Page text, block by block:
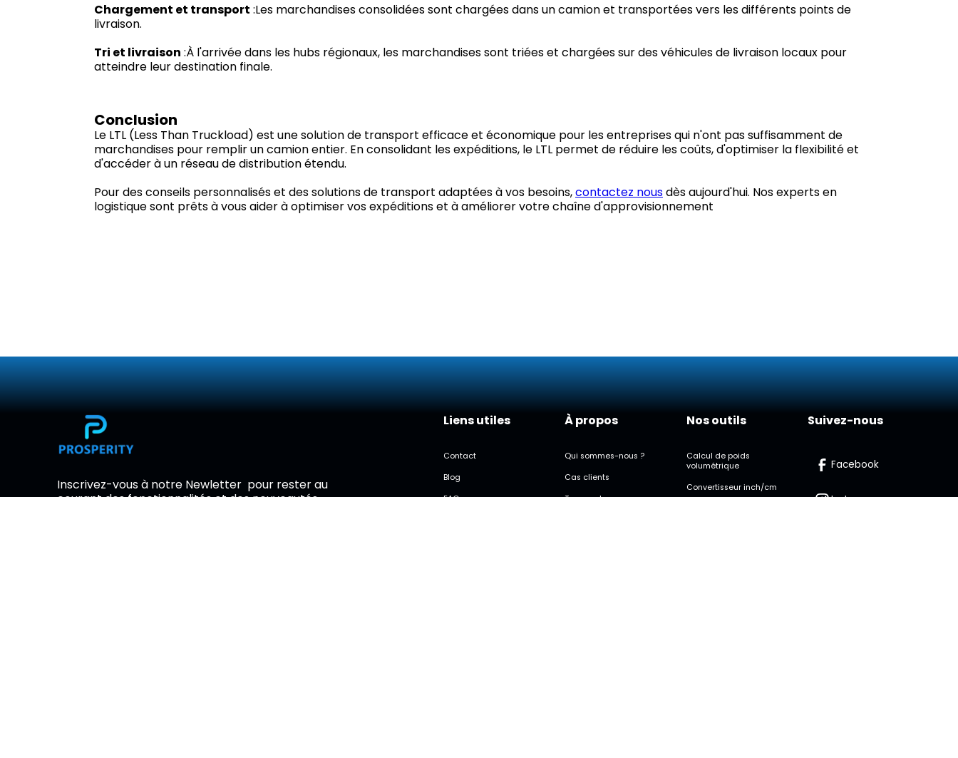
Chargement et transport :Les marchandises consolidées sont chargées dans un camion et transportées vers les différents points de
livraison.
Tri et livraison :À l'arrivée dans les hubs régionaux, les marchandises sont triées et chargées sur des véhicules de livraison locaux pour
atteindre leur destination finale.
Conclusion
Le LTL (Less Than Truckload) est une solution de transport efficace et économique pour les entreprises qui n'ont pas suffisamment de
marchandises pour remplir un camion entier. En consolidant les expéditions, le LTL permet de réduire les coûts, d'optimiser la flexibilité et
d'accéder à un réseau de distribution étendu.
Pour des conseils personnalisés et des solutions de transport adaptées à vos besoins,contactez nousdès aujourd'hui. Nos experts en
logistique sont prêts à vous aider à optimiser vos expéditions et à améliorer votre chaîne d'approvisionnement
Inscrivez-vous à notre Newletter pour rester au
courant des fonctionnalités et des nouveautés.
Liens utiles
Contact
Blog
FAQ
À propos
Qui sommes-nous ?
Cas clients
Transport
Nos outils
Calcul de poids
volumétrique
Convertisseur inch/cm
Suivez-nous
Facebook
Instagram